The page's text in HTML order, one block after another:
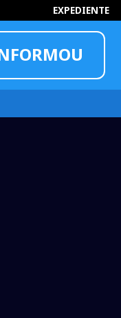
EXPEDIENTE
INFORMOU